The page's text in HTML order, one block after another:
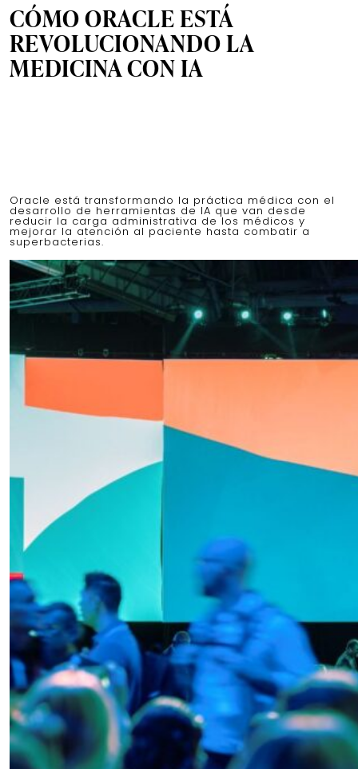
CÓMO ORACLE ESTÁ
REVOLUCIONANDO LA
MEDICINA CON IA
Oracle está transformando la práctica médica con el
desarrollo de herramientas de IA que van desde
reducir la carga administrativa de los médicos y
mejorar la atención al paciente hasta combatir a
superbacterias.